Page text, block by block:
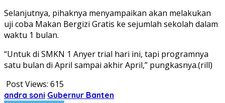
Selanjutnya, pihaknya menyampaikan akan melakukan
uji coba Makan Bergizi Gratis ke sejumlah sekolah dalam
waktu 1 bulan.
“Untuk di SMKN 1 Anyer trial hari ini, tapi programnya
satu bulan di April sampai akhir April,” pungkasnya.(rill)
Post Views: 615
andra soni Gubernur Banten